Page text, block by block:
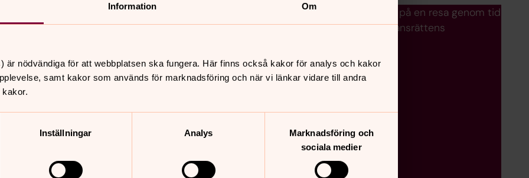
Information Om
är nödvändiga för att webbplatsen ska fungera. Här finns också kakor för analys och kakor
samt kakor som används för marknadsföring och när vi länkar vidare till andra
Inställningar Analys
Marknadsföring och
sociala medier
sträcker sig Gotlands äldsta pilgrimsled - snart tusen år gammal! Är du nyfiken på en resa genom tid
själv, skapelsen och Gud? Många kyrkor passeras längs vägen, och utöver allemansrättens
under tak i Bro, Hejnum och Othem.